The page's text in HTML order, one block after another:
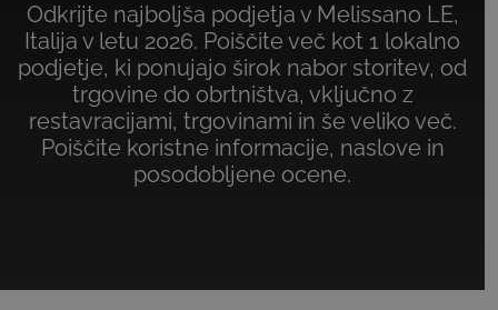
Odkrijte najboljša podjetja v Melissano LE,
Italija v letu 2026. Poiščite več kot 1 lokalno
podjetje, ki ponujajo širok nabor storitev, od
trgovine do obrtništva, vključno z
restavracijami, trgovinami in še veliko več.
Poiščite koristne informacije, naslove in
posodobljene ocene.